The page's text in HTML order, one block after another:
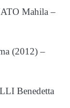
Mahila –
(2012) –
Benedetta